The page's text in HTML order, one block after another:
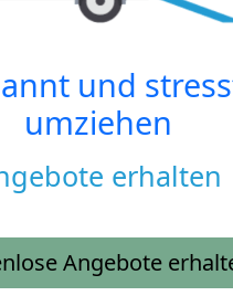
und
umziehen
erhalten
Angebote